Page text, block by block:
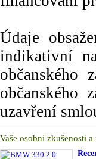
Údaje
indikativní
občanského
uzavření
Vaše osobní zkušenosti a